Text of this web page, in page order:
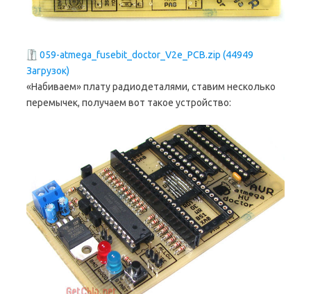
059-atmega_fusebit_doctor_V2e_PCB.zip (44949
Загрузок)
«Набиваем» плату радиодеталями, ставим несколько
перемычек, получаем вот такое устройство: